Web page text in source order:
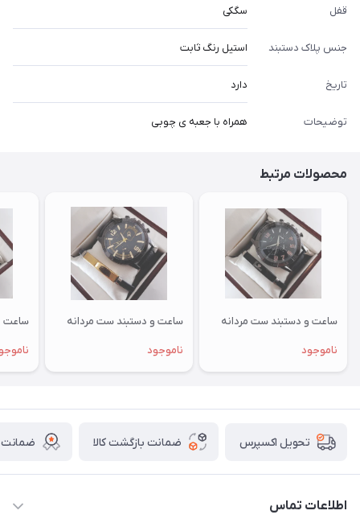
قفل سگکی
جنس پلاک دستبند استیل رنگ ثابت
تاریخ دارد
توضیحات همراه با جعبه ی چوبی
محصولات مرتبط
ساعت و دستبند ست مردانه
ناموجود
ساعت و دستبند ست مردانه
ناموجود
ساعت
تحویل اکسپرس ضمانت بازگشت کالا ضمانت
اطلاعات تماس